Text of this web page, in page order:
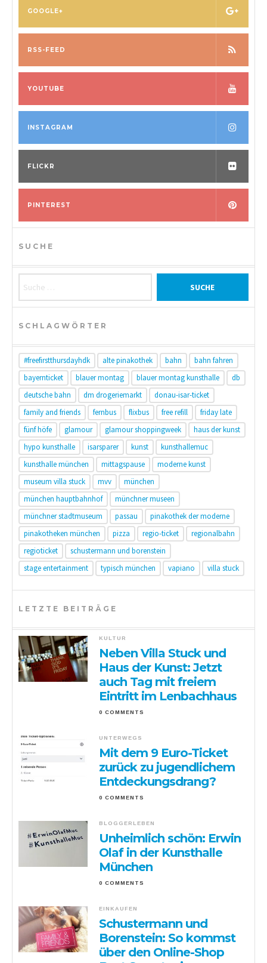
GOOGLE+
RSS-FEED
YOUTUBE
INSTAGRAM
FLICKR
PINTEREST
SUCHE
SCHLAGWÖRTER
#freefirstthursdayhdk alte pinakothek bahn
bahn fahren
bayernticket
blauer montag blauer montag kunsthalle
db
deutsche bahn
dm drogeriemarkt
donau-isar-ticket
family and friends
fernbus flixbus free refill
friday late
fünf höfe
glamour glamour shoppingweek
haus der kunst
hypo kunsthalle
isarsparer kunst
kunsthallemuc
kunsthalle münchen
mittagspause
moderne kunst
museum villa stuck
mvv
münchen
münchen hauptbahnhof
münchner museen
münchner stadtmuseum
passau
pinakothek der moderne
pinakotheken münchen
pizza regio-ticket
regionalbahn
regioticket
schustermann und borenstein
stage entertainment
typisch münchen vapiano villa stuck
LETZTE BEITRÄGE
KULTUR
Neben Villa Stuck und
Haus der Kunst: Jetzt
auch Tag mit freiem
Eintritt im Lenbachhaus
0 COMMENTS
UNTERWEGS
Mit dem 9 Euro-Ticket
zurück zu jugendlichem
Entdeckungsdrang?
0 COMMENTS
BLOGGERLEBEN
Unheimlich schön: Erwin
Olaf in der Kunsthalle
München
0 COMMENTS
EINKAUFEN
Schustermann und
Borenstein: So kommst
über den Online-Shop